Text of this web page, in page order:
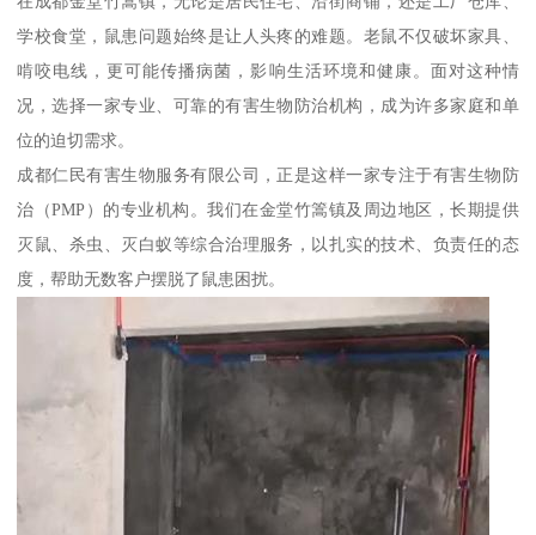
学校食堂，鼠患问题始终是让人头疼的难题。老鼠不仅破坏家具、
啃咬电线，更可能传播病菌，影响生活环境和健康。面对这种情
况，选择一家专业、可靠的有害生物防治机构，成为许多家庭和单
位的迫切需求。
成都仁民有害生物服务有限公司，正是这样一家专注于有害生物防
治（PMP）的专业机构。我们在金堂竹篙镇及周边地区，长期提供
灭鼠、杀虫、灭白蚁等综合治理服务，以扎实的技术、负责任的态
度，帮助无数客户摆脱了鼠患困扰。